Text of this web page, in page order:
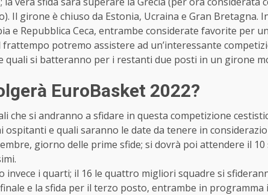
Il girone è chiuso da Estonia, Ucraina e Gran Bretagna.
e Repubblica Ceca, entrambe considerate favorite per
potremo assistere ad un’interessante
quali si batteranno per i restanti due posti in un girone
EuroBasket 2022?
che si andranno a sfidare in questa competizione
e quali saranno le date da tenere in
giorno delle prime sfide; si dovrà poi attendere il
invece i quarti; il 16 le quattro migliori squadre si
e la sfida per il terzo posto, entrambe in programma